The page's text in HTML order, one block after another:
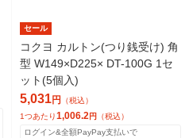
セール
コクヨ カルトン(つり銭受け) 角
型 W149×D225× DT-100G 1セ
ット(5個入)
5,031円
（税込）
1つあたり1,006.2円 （税込）
ログイン&全額PayPay支払いで